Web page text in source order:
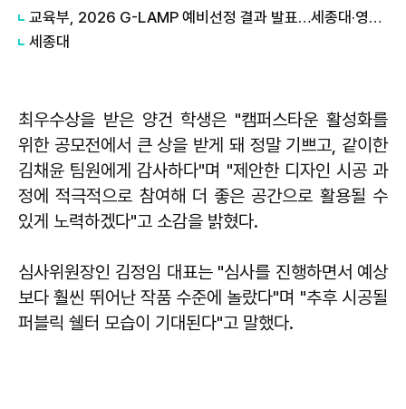
교육부, 2026 G-LAMP 예비선정 결과 발표…세종대·영남대·제주대·중앙대 4개교 선정
세종대
최우수상을 받은 양건 학생은 "캠퍼스타운 활성화를
위한 공모전에서 큰 상을 받게 돼 정말 기쁘고, 같이한
김채윤 팀원에게 감사하다"며 "제안한 디자인 시공 과
정에 적극적으로 참여해 더 좋은 공간으로 활용될 수
있게 노력하겠다"고 소감을 밝혔다.
심사위원장인 김정임 대표는 "심사를 진행하면서 예상
보다 훨씬 뛰어난 작품 수준에 놀랐다"며 "추후 시공될
퍼블릭 쉘터 모습이 기대된다"고 말했다.